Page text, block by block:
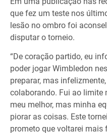
que fez um teste nos
lesão no ombro foi
disputar o torneio.
“De coração partido, eu
poder jogar Wimbledon
preparar, mas
colaborando. Fui ao limite
meu melhor, mas minha
piorar as coisas. Este
prometo que voltarei mais